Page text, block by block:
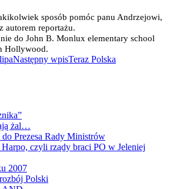
sposób pomóc panu Andrzejowi,
autorem reportażu.
do John B. Monlux elementary school
Hollywood.
Następny wpisTeraz Polska
żal…
Prezesa Rady Ministrów
czyli rządy braci PO w Jeleniej
2007
Polski